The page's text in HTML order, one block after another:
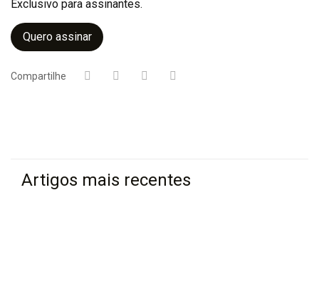
Exclusivo para assinantes.
Quero assinar
Compartilhe
Artigos mais recentes